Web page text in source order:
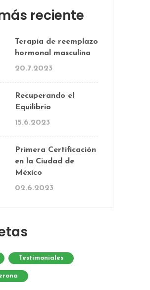
reciente
Terapia de reemplazo
hormonal masculina
20.7.2023
Recuperando el
Equilibrio
15.6.2023
Primera Certificación
en la Ciudad de
México
02.6.2023
Testimoniales